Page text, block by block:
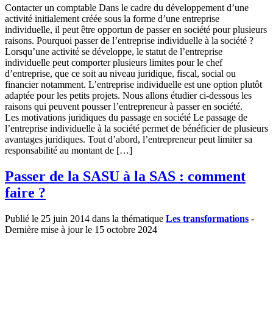
Contacter un comptable Dans le cadre du développement d’une
activité initialement créée sous la forme d’une entreprise
individuelle, il peut être opportun de passer en société pour plusieurs
raisons. Pourquoi passer de l’entreprise individuelle à la société ?
Lorsqu’une activité se développe, le statut de l’entreprise
individuelle peut comporter plusieurs limites pour le chef
d’entreprise, que ce soit au niveau juridique, fiscal, social ou
financier notamment. L’entreprise individuelle est une option plutôt
adaptée pour les petits projets. Nous allons étudier ci-dessous les
raisons qui peuvent pousser l’entrepreneur à passer en société.
Les motivations juridiques du passage en société Le passage de
l’entreprise individuelle à la société permet de bénéficier de plusieurs
avantages juridiques. Tout d’abord, l’entrepreneur peut limiter sa
responsabilité au montant de […]
Passer de la SASU à la SAS : comment
faire ?
Publié le 25 juin 2014 dans la thématique Les transformations -
Dernière mise à jour le 15 octobre 2024